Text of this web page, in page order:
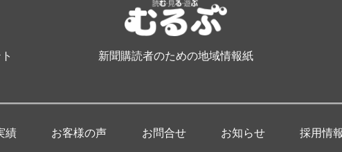
新聞購読者のための地域情報紙
績 お客様の声 お問合せ お知らせ 採用情報